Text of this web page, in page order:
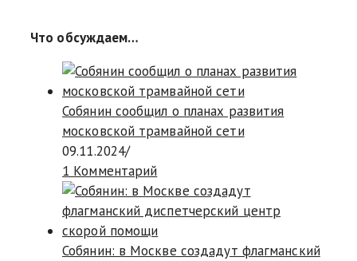
Что обсуждаем…
Собянин сообщил о планах развития
московской трамвайной сети
09.11.2024/
1 Комментарий
Собянин: в Москве создадут флагманский